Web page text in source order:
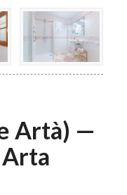
Artà) —